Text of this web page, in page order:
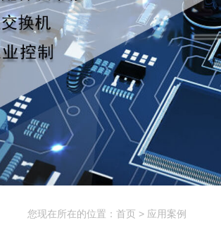
热
您现在所在的位置： 首页 > 应用案例